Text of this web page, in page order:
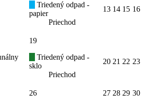
Triedený odpad -
papier
Priechod
13 14 15 16
19
Triedený odpad -
sklo
Priechod
20 21 22 23
26 27 28 29 30